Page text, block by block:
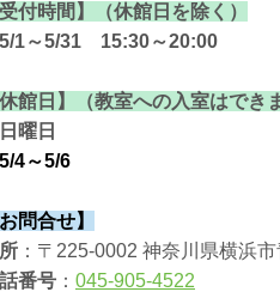
受付時間】（休館日を除く）
1～5/31 15:30～20:00
休館日】（教室への入室はでき
日曜日
5/4～5/6
お問合せ】
：〒225-0002 神奈川県横浜
番号 ： 045-905-4522